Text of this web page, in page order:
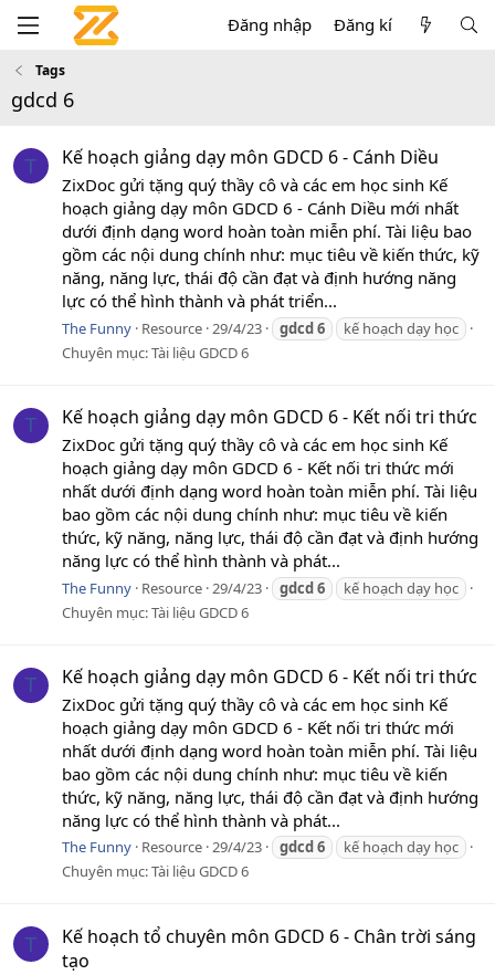
Đăng nhập Đăng kí
Tags
gdcd 6
T Kế hoạch giảng dạy môn GDCD 6 - Cánh Diều
ZixDoc gửi tặng quý thầy cô và các em học sinh Kế
hoạch giảng dạy môn GDCD 6 - Cánh Diều mới nhất
dưới định dạng word hoàn toàn miễn phí. Tài liệu bao
gồm các nội dung chính như: mục tiêu về kiến thức, kỹ
năng, năng lực, thái độ cần đạt và định hướng năng
lực có thể hình thành và phát triển...
The Funny Resource 29/4/23 gdcd6
kế hoạch dạy học
Chuyên mục:Tài liệu GDCD 6
T Kế hoạch giảng dạy môn GDCD 6 - Kết nối tri thức
ZixDoc gửi tặng quý thầy cô và các em học sinh Kế
hoạch giảng dạy môn GDCD 6 - Kết nối tri thức mới
nhất dưới định dạng word hoàn toàn miễn phí. Tài liệu
bao gồm các nội dung chính như: mục tiêu về kiến
thức, kỹ năng, năng lực, thái độ cần đạt và định hướng
năng lực có thể hình thành và phát...
The Funny Resource 29/4/23 gdcd6
kế hoạch dạy học
Chuyên mục:Tài liệu GDCD 6
T Kế hoạch giảng dạy môn GDCD 6 - Kết nối tri thức
ZixDoc gửi tặng quý thầy cô và các em học sinh Kế
hoạch giảng dạy môn GDCD 6 - Kết nối tri thức mới
nhất dưới định dạng word hoàn toàn miễn phí. Tài liệu
bao gồm các nội dung chính như: mục tiêu về kiến
thức, kỹ năng, năng lực, thái độ cần đạt và định hướng
năng lực có thể hình thành và phát...
The Funny Resource 29/4/23 gdcd 6
kế hoạch dạy học
Chuyên mục:Tài liệu GDCD 6
T
Kế hoạch tổ chuyên môn GDCD 6 - Chân trời sáng
tạo